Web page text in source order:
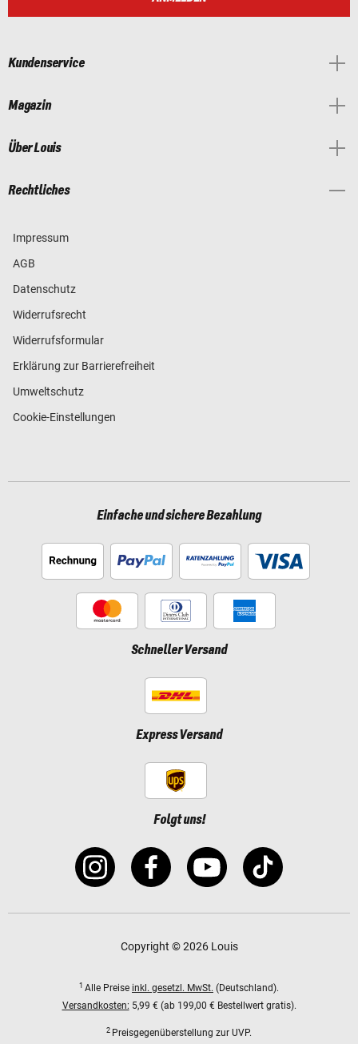
Kundenservice
Magazin
Über Louis
Rechtliches
Impressum
AGB
Datenschutz
Widerrufsrecht
Widerrufsformular
Erklärung zur Barrierefreiheit
Umweltschutz
Cookie-Einstellungen
Einfache und sichere Bezahlung
Schneller Versand
Express Versand
Folgt uns!
Copyright © 2026 Louis
1 Alle Preise inkl. gesetzl. MwSt. (Deutschland).
Versandkosten: 5,99 € (ab 199,00 € Bestellwert gratis).
2 Preisgegenüberstellung zur UVP.